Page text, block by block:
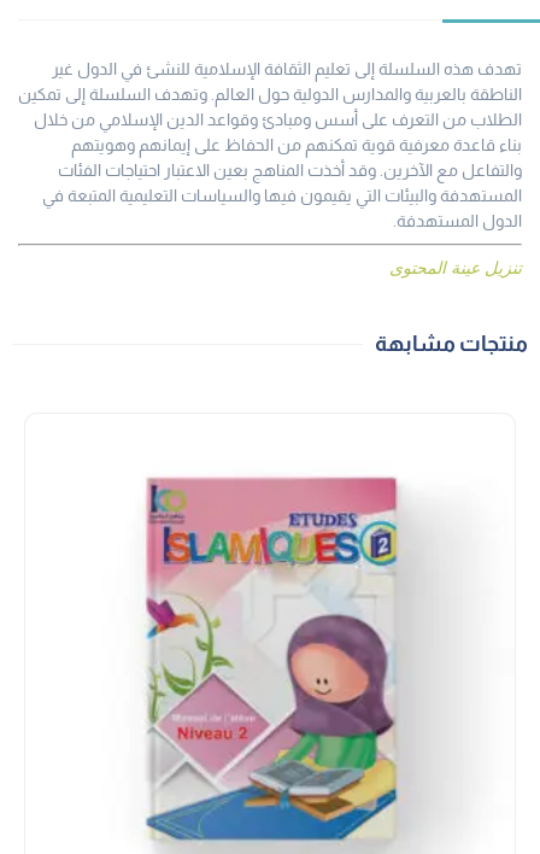
تهدف هذه السلسلة إلى تعليم الثقافة الإسلامية للنشئ في الدول غير
الناطقة بالعربية والمدارس الدولية حول العالم. وتهدف السلسلة إلى تمكين
الطلاب من التعرف على أسس ومبادئ وقواعد الدين الإسلامي من خلال
بناء قاعدة معرفية قوية تمكنهم من الحفاظ على إيمانهم وهويتهم
والتفاعل مع الآخرين. وقد أخذت المناهج بعين الاعتبار احتياجات الفئات
المستهدفة والبيئات التي يقيمون فيها والسياسات التعليمية المتبعة في
الدول المستهدفة.
تنزيل عينة المحتوى
منتجات مشابهة